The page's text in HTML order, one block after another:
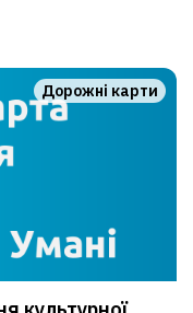
Дорожні карти